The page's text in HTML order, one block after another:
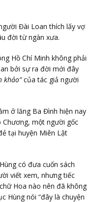
Đài Loan thích lấy vợ
đời từ ngàn xưa.
Hồ Chí Minh không phải
bởi sự ra đời mới đây
khảo”của tác giả người
ở lăng Ba Đình hiện nay
Chương, một người gốc
tại huyện Miên Lật
có đưa cuốn sách
viết xem, nhưng tiếc
Hoa nào nên đã không
Hùng nói “đây là chuyện